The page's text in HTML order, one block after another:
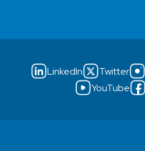
LinkedIn Twitter
YouTube